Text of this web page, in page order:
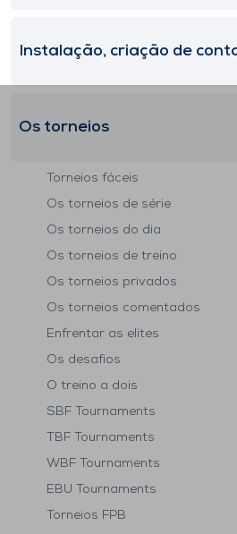
Instalação, criação de
Os torneios
Torneios fáceis
Os torneios de série
Os torneios do dia
Os torneios de treino
Os torneios privados
Os torneios comentados
Enfrentar as elites
Os desafios
O treino a dois
SBF Tournaments
TBF Tournaments
WBF Tournaments
EBU Tournaments
Torneios FPB